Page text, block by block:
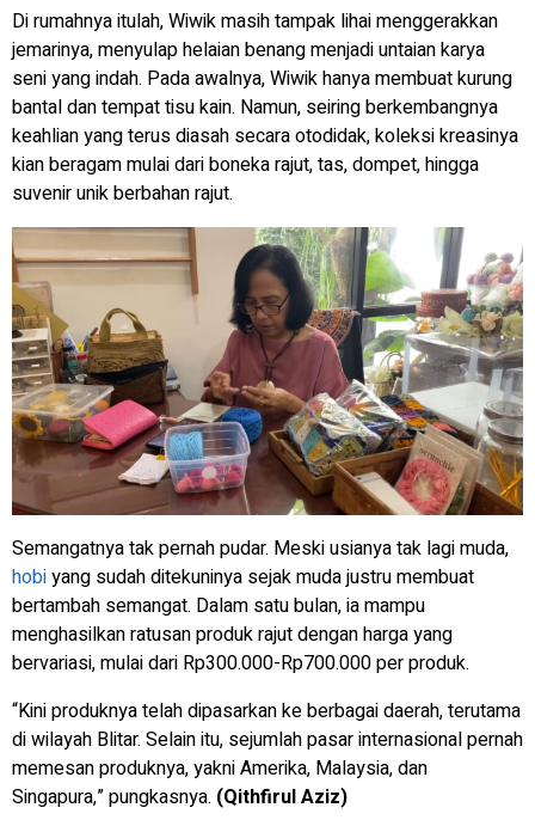
Di rumahnya itulah, Wiwik masih tampak lihai menggerakkan
jemarinya, menyulap helaian benang menjadi untaian karya
seni yang indah. Pada awalnya, Wiwik hanya membuat kurung
bantal dan tempat tisu kain. Namun, seiring berkembangnya
keahlian yang terus diasah secara otodidak, koleksi kreasinya
kian beragam mulai dari boneka rajut, tas, dompet, hingga
suvenir unik berbahan rajut.
Semangatnya tak pernah pudar. Meski usianya tak lagi muda,
hobiyang sudah ditekuninya sejak muda justru membuat
bertambah semangat. Dalam satu bulan, ia mampu
menghasilkan ratusan produk rajut dengan harga yang
bervariasi, mulai dari Rp300.000-Rp700.000 per produk.
“Kini produknya telah dipasarkan ke berbagai daerah, terutama
di wilayah Blitar. Selain itu, sejumlah pasar internasional pernah
memesan produknya, yakni Amerika, Malaysia, dan
Singapura,” pungkasnya. (Qithfirul Aziz)